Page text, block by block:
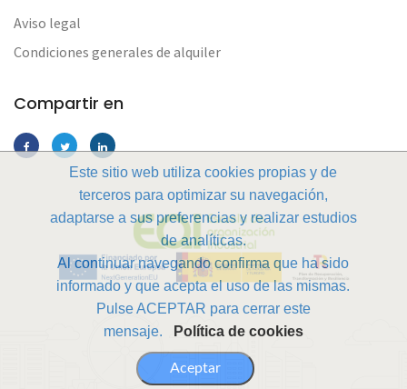
Este sitio web utiliza cookies propias y de
terceros para optimizar su navegación,
adaptarse a sus preferencias y realizar estudios
de analíticas.
Al continuar navegando confirma que ha sido
informado y que acepta el uso de las mismas.
Pulse ACEPTAR para cerrar este
mensaje.
Política de cookies
Aviso legal
Condiciones generales de alquiler
Compartir en